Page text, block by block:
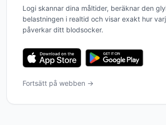
Logi skannar dina måltider, beräknar den
belastningen i realtid och visar exakt hur
påverkar ditt blodsocker.
Fortsätt på webben →